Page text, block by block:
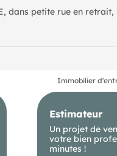
dans petite rue en
espace de stockage de
bureau. ) et les
bail et état des lieux.
Immobilier
Estimateur
Un projet de
votre bien
minutes !